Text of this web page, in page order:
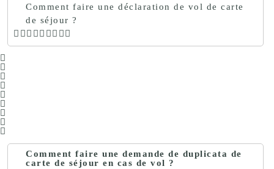
Comment faire une déclaration de vol de carte
de séjour ?
Comment faire une demande de duplicata de
carte de séjour en cas de vol ?